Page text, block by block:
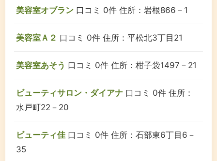
美容室オブラン 口コミ 0件 住所：岩根866－1
美容室Ａ２ 口コミ 0件 住所：平松北3丁目21
美容室あそう 口コミ 0件 住所：柑子袋1497－21
ビューティサロン・ダイアナ 口コミ 0件 住所：
水戸町22－20
ビューティ佳 口コミ 0件 住所：石部東6丁目6－
35